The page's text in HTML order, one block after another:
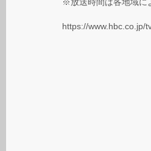
※放送時間は各地域に
https://www.hbc.co.jp/